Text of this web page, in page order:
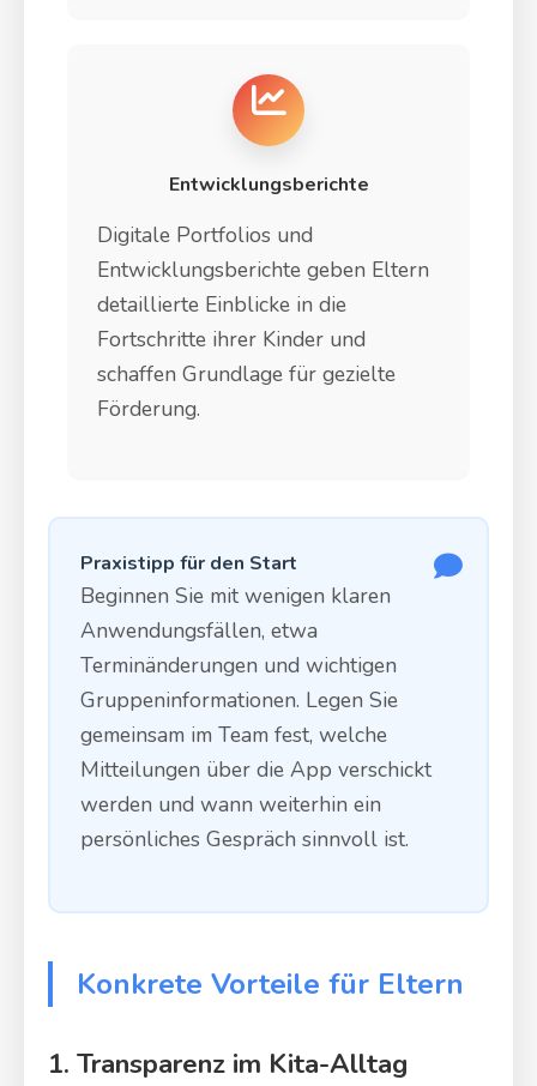
Entwicklungsberichte
Digitale Portfolios und
Entwicklungsberichte geben Eltern
detaillierte Einblicke in die
Fortschritte ihrer Kinder und
schaffen Grundlage für gezielte
Förderung.
Praxistipp für den Start
Beginnen Sie mit wenigen klaren
Anwendungsfällen, etwa
Terminänderungen und wichtigen
Gruppeninformationen. Legen Sie
gemeinsam im Team fest, welche
Mitteilungen über die App verschickt
werden und wann weiterhin ein
persönliches Gespräch sinnvoll ist.
Konkrete Vorteile für Eltern
1. Transparenz im Kita-Alltag